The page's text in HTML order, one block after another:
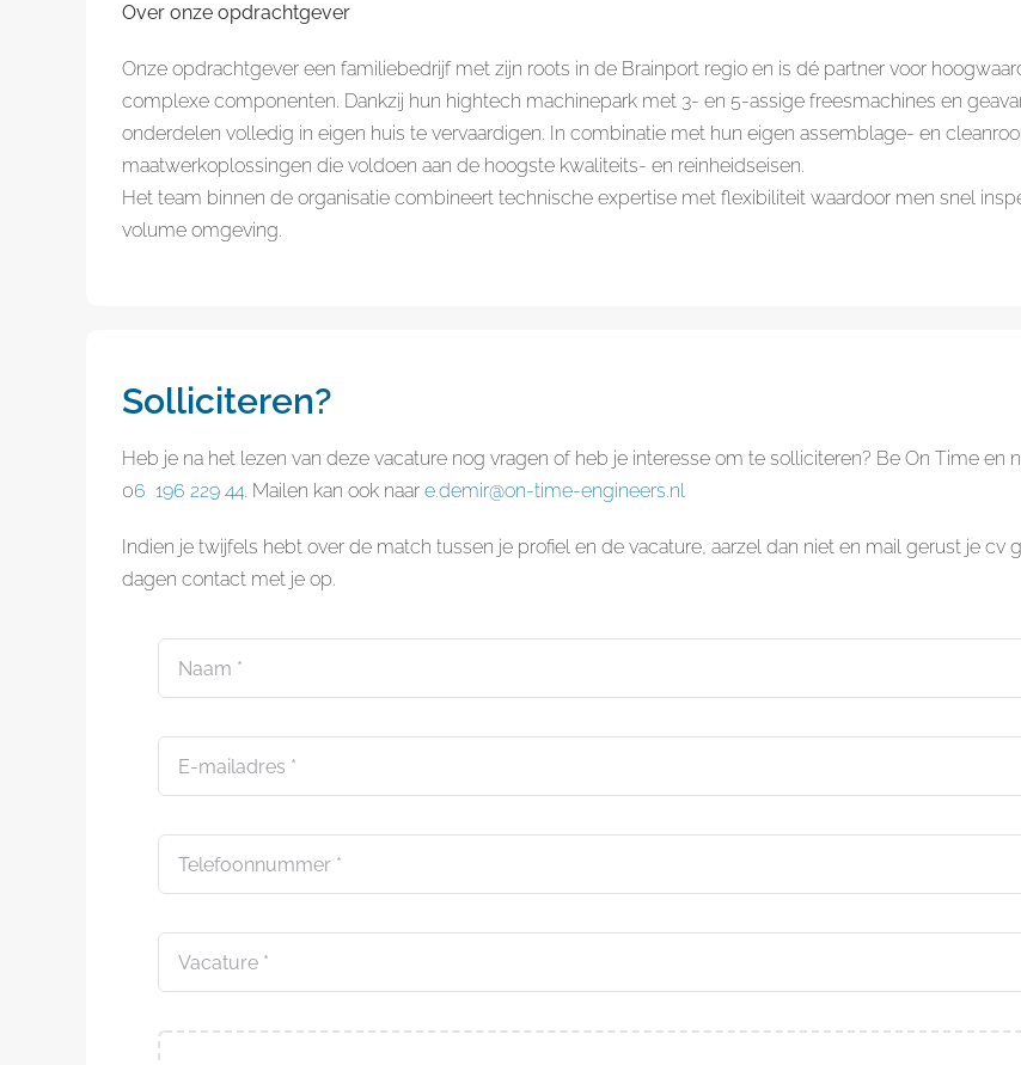
Over onze opdrachtgever
Onze opdrachtgever een familiebedrijf met zijn roots in de Brainport regio en is dé partner voor
complexe componenten. Dankzij hun hightech machinepark met 3- en 5-assige freesmachines en
onderdelen volledig in eigen huis te vervaardigen. In combinatie met hun eigen assemblage- en
maatwerkoplossingen die voldoen aan de hoogste kwaliteits- en reinheidseisen.
Het team binnen de organisatie combineert technische expertise met flexibiliteit waardoor men snel
volume omgeving.
Solliciteren?
Heb je na het lezen van deze vacature nog vragen of heb je interesse om te solliciteren? Be On Time
06 196 229 44. Mailen kan ook naar e.demir@on-time-engineers.nl
Indien je twijfels hebt over de match tussen je profiel en de vacature, aarzel dan niet en mail gerust je cv
dagen contact met je op.